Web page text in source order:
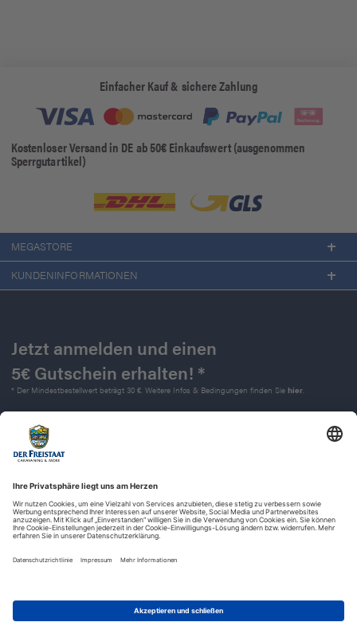
Einfacher Kauf & sichere Zahlung
Kostenloser Versand in DE ab 50€ Einkaufswert (ausgenommen
Sperrgutartikel)
MEGASTORE
KUNDENINFORMATIONEN
Jetzt anmelden und einen
5€ Gutschein erhalten! *
* Der Mindestbestellwert beträgt 30 €. Weitere Infos & Bedingungen finden Sie hier